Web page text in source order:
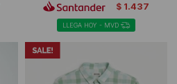
$ 1.437
LLEGA HOY - MVD